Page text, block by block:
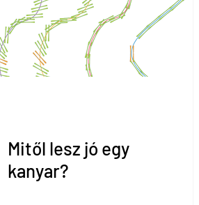
Mitől lesz jó egy
kanyar?